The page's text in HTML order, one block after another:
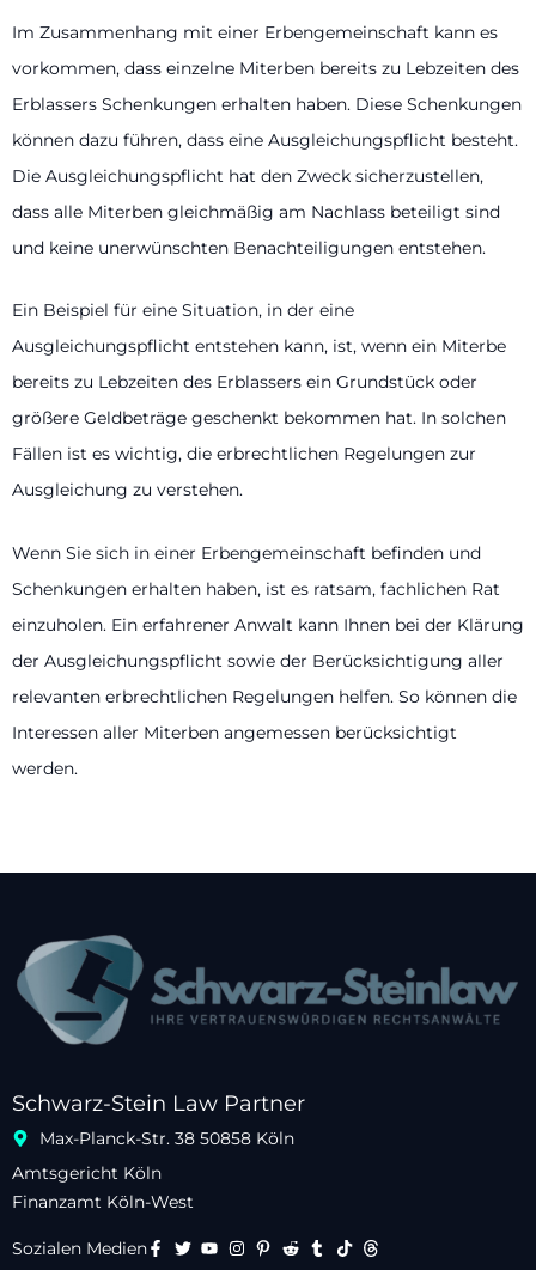
Im Zusammenhang mit einer Erbengemeinschaft kann es
vorkommen, dass einzelne Miterben bereits zu Lebzeiten des
Erblassers Schenkungen erhalten haben. Diese Schenkungen
können dazu führen, dass eine Ausgleichungspflicht besteht.
Die Ausgleichungspflicht hat den Zweck sicherzustellen,
dass alle Miterben gleichmäßig am Nachlass beteiligt sind
und keine unerwünschten Benachteiligungen entstehen.
Ein Beispiel für eine Situation, in der eine
Ausgleichungspflicht entstehen kann, ist, wenn ein Miterbe
bereits zu Lebzeiten des Erblassers ein Grundstück oder
größere Geldbeträge geschenkt bekommen hat. In solchen
Fällen ist es wichtig, die erbrechtlichen Regelungen zur
Ausgleichung zu verstehen.
Wenn Sie sich in einer Erbengemeinschaft befinden und
Schenkungen erhalten haben, ist es ratsam, fachlichen Rat
einzuholen. Ein erfahrener Anwalt kann Ihnen bei der Klärung
der Ausgleichungspflicht sowie der Berücksichtigung aller
relevanten erbrechtlichen Regelungen helfen. So können die
Interessen aller Miterben angemessen berücksichtigt
werden.
Schwarz-Stein Law Partner
Max-Planck-Str. 38 50858 Köln
Amtsgericht Köln
Finanzamt Köln-West
Sozialen Medien